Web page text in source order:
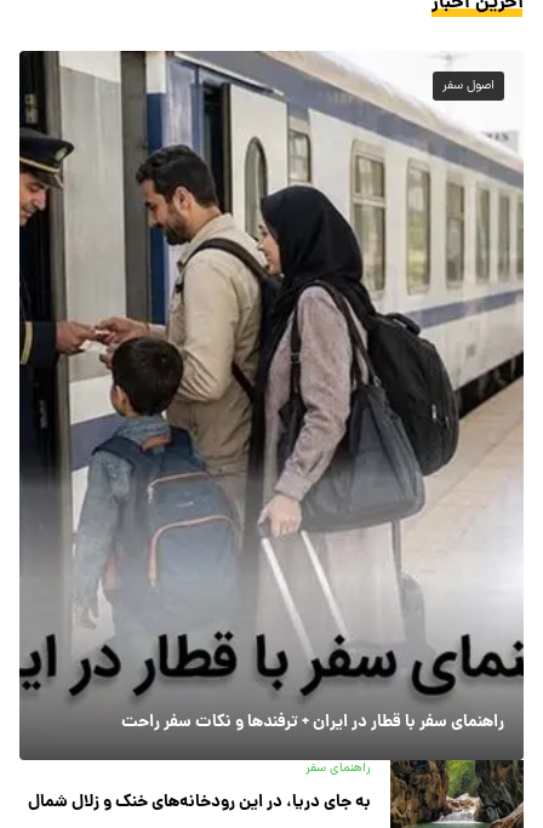
اصول سفر
راهنمای سفر با قطار در ایران + ترفندها و نکات سفر راحت
راهنمای سفر
به جای دریا، در این رودخانه‌های خنک و زلال شمال